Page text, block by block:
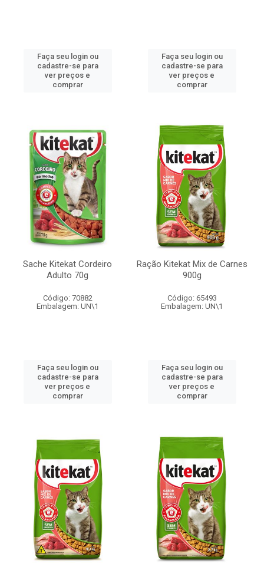
Faça seu login ou
cadastre-se para
ver preços e
comprar
Faça seu login ou
cadastre-se para
ver preços e
comprar
Sache Kitekat Cordeiro
Adulto 70g
Código: 70882
Embalagem: UN\1
Faça seu login ou
cadastre-se para
ver preços e
comprar
Ração Kitekat Mix de Carnes
900g
Código: 65493
Embalagem: UN\1
Faça seu login ou
cadastre-se para
ver preços e
comprar